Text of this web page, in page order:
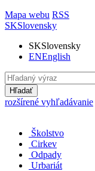
Mapa webu RSS
SKSlovensky
SKSlovensky
ENEnglish
Hľadať
rozšírené vyhľadávanie
Školstvo
Cirkev
Odpady
Urbariát